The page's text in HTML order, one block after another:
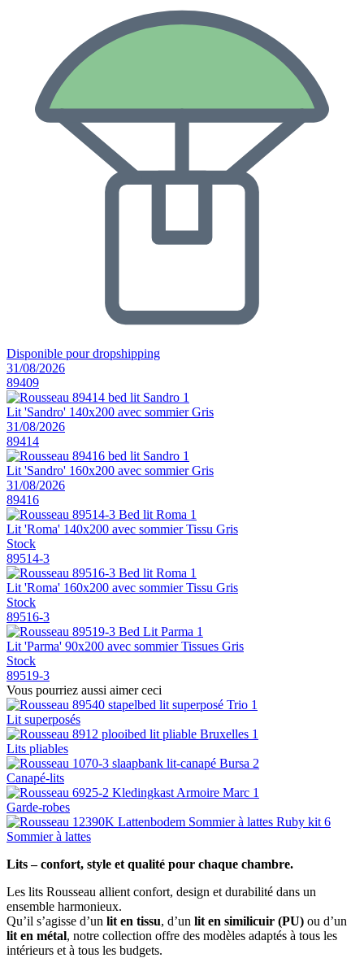
Disponible pour dropshipping
31/08/2026
89409
Lit 'Sandro' 140x200 avec sommier Gris
31/08/2026
89414
Lit 'Sandro' 160x200 avec sommier Gris
31/08/2026
89416
Lit 'Roma' 140x200 avec sommier Tissu Gris
Stock
89514-3
Lit 'Roma' 160x200 avec sommier Tissu Gris
Stock
89516-3
Lit 'Parma' 90x200 avec sommier Tissues Gris
Stock
89519-3
Vous pourriez aussi aimer ceci
Lit superposés
Lits pliables
Canapé-lits
Garde-robes
Sommier à lattes
Lits – confort, style et qualité pour chaque chambre.
Les lits Rousseau allient confort, design et durabilité dans un
ensemble harmonieux.
Qu’il s’agisse d’un lit en tissu, d’un lit en similicuir (PU) ou d’un
lit en métal, notre collection offre des modèles adaptés à tous les
intérieurs et à tous les budgets.